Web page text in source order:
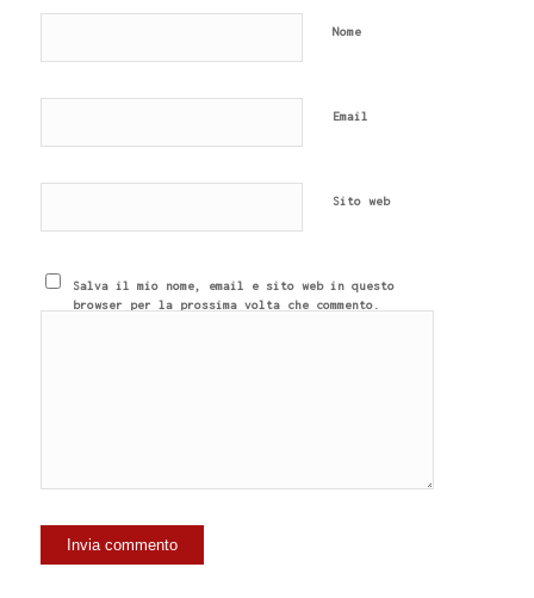
Nome
Email
Sito web
Salva il mio nome, email e sito web in questo
browser per la prossima volta che commento.